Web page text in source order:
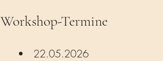
Workshop-Termine
22.05.2026